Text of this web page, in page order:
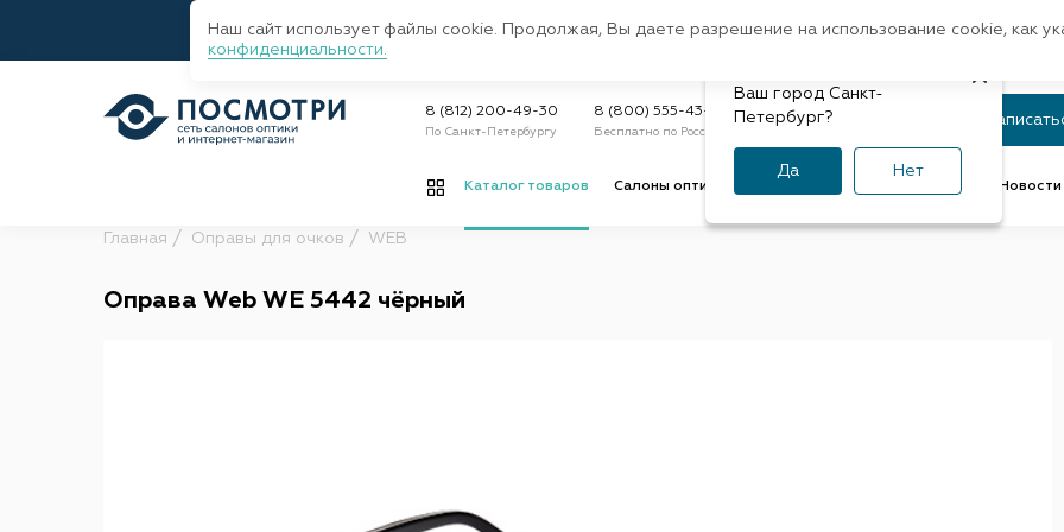
Регион:Санкт-Петербург Быстрая
8 (812) 200-49-30
По Санкт-Петербургу
8 (800) 555-43-47
Бесплатно по России
Статус заказа
Каталог товаров Салоны оптики Новости
Главная Оправы для очков WEB
Оправа Web WE 5442 чёрный
Ваш город Санкт-
Петербург?
Да Нет
Наш сайт использует файлы cookie. Продолжая, Вы даете разрешение на использование cookie, как
конфиденциальности.